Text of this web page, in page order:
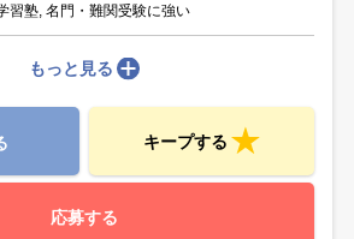
習塾, 名門・難関受験に強い
もっと見る
キープする
応募する